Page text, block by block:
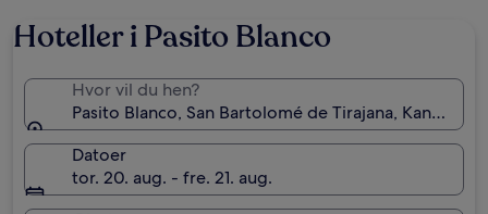
Hoteller i Pasito Blanco
Hvor vil du hen?
Pasito Blanco, San Bartolomé de Tirajana,
Datoer
tor. 20. aug. - fre. 21. aug.